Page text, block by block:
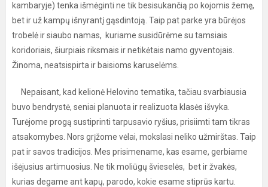
kambaryje) tenka išmėginti ne tik besisukančią po kojomis žemę,
bet ir už kampų išnyrantį gąsdintoją. Taip pat parke yra būrėjos
trobelė ir siaubo namas, kuriame susidūrėme su tamsiais
koridoriais, šiurpiais riksmais ir netikėtais namo gyventojais.
Žinoma, neatsispirta ir baisioms karuselėms.
Nepaisant, kad kelionė Helovino tematika, tačiau svarbiausia
buvo bendrystė, seniai planuota ir realizuota klasės išvyka.
Turėjome progą sustiprinti tarpusavio ryšius, prisiimti tam tikras
atsakomybes. Nors grįžome vėlai, mokslasi neliko užmirštas. Taip
pat ir savos tradicijos. Mes prisimename, kas esame, gerbiame
išėjusius artimuosius. Ne tik moliūgų švieselės, bet ir žvakės,
kurias degame ant kapų, parodo, kokie esame stiprūs kartu.